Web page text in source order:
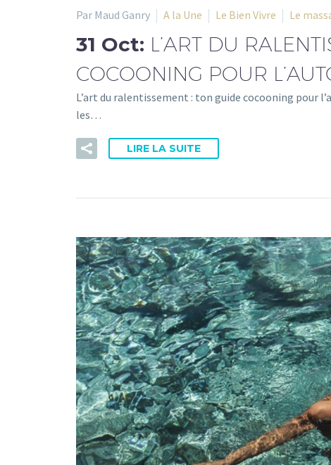
Par Maud Ganry A la Une Le Bien Vivre Le
31 Oct: L’ART DU
COCOONING POUR
L’art du ralentissement : ton guide cocooning pour
les…
LIRE LA SUITE